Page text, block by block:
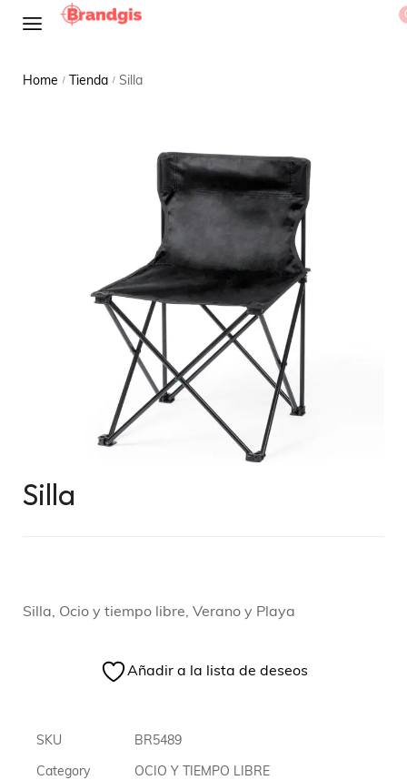
Home / Tienda / Silla
Silla
Silla, Ocio y tiempo libre, Verano y Playa
Añadir a la lista de deseos
SKU BR5489
Category OCIO Y TIEMPO LIBRE